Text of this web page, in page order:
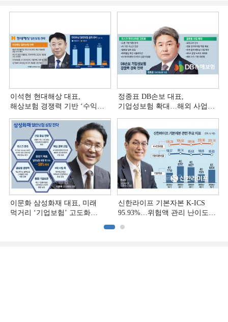
이석현 현대해상 대표,
해상보험 경쟁력 기반 ‘수익
(3)]
정종표 DB손보 대표,
기업성보험 확대…해외 사업
이문화 삼성화재 대표, 미래
먹거리 ‘기업보험’ 고도화
신한라이프 기본자본 K-ICS
95.93%…위험액 관리 난이도